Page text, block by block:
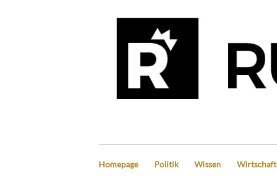
Homepage Politik Wissen Wirtschaft